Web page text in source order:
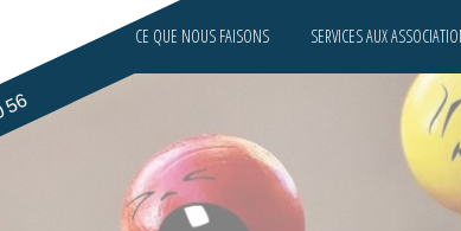
CE QUE NOUS FAISONS SERVICES AUX